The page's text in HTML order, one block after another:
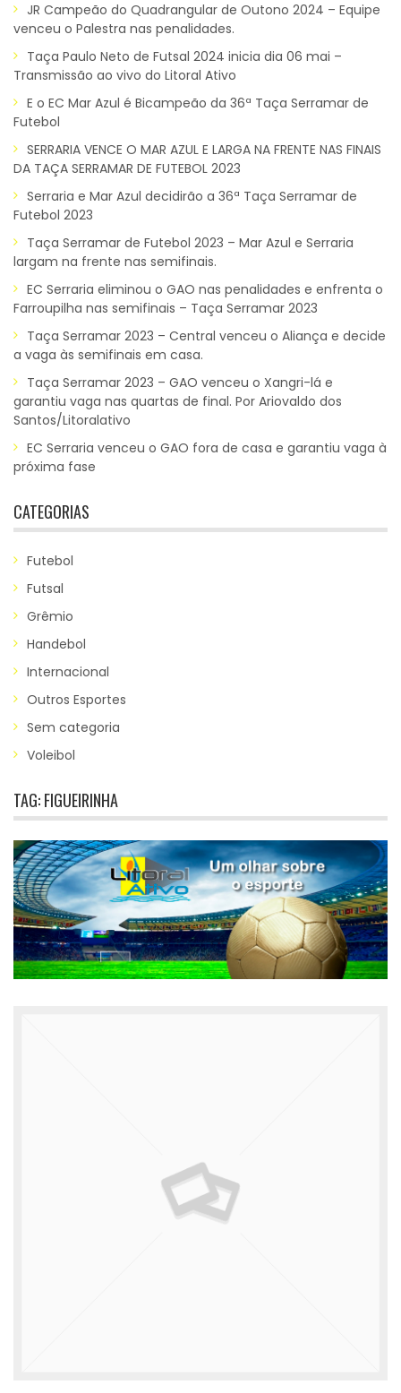
JR Campeão do Quadrangular de Outono 2024 – Equipe
venceu o Palestra nas penalidades.
Taça Paulo Neto de Futsal 2024 inicia dia 06 mai –
Transmissão ao vivo do Litoral Ativo
E o EC Mar Azul é Bicampeão da 36ª Taça Serramar de
Futebol
SERRARIA VENCE O MAR AZUL E LARGA NA FRENTE NAS FINAIS
DA TAÇA SERRAMAR DE FUTEBOL 2023
Serraria e Mar Azul decidirão a 36ª Taça Serramar de
Futebol 2023
Taça Serramar de Futebol 2023 – Mar Azul e Serraria
largam na frente nas semifinais.
EC Serraria eliminou o GAO nas penalidades e enfrenta o
Farroupilha nas semifinais – Taça Serramar 2023
Taça Serramar 2023 – Central venceu o Aliança e decide
a vaga às semifinais em casa.
Taça Serramar 2023 – GAO venceu o Xangri-lá e
garantiu vaga nas quartas de final. Por Ariovaldo dos
Santos/Litoralativo
EC Serraria venceu o GAO fora de casa e garantiu vaga à
próxima fase
CATEGORIAS
Futebol
Futsal
Grêmio
Handebol
Internacional
Outros Esportes
Sem categoria
Voleibol
TAG:FIGUEIRINHA